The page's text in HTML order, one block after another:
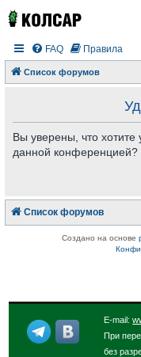
FAQ Правила
Список форумов
Вы уверены, что хотите
данной конференцией?
Список форумов
Создано на основе
E-mail:
При
без